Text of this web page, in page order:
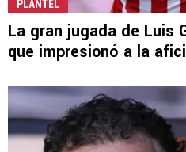
PLANTEL
La gran jugada de Luis
que impresionó a la